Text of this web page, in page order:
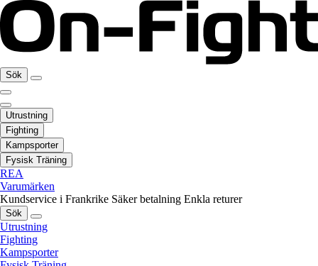
Sök
Utrustning
Fighting
Kampsporter
Fysisk Träning
REA
Varumärken
Kundservice i Frankrike Säker betalning Enkla returer
Sök
Utrustning
Fighting
Kampsporter